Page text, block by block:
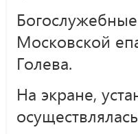
Московской
Голева.
На экране,